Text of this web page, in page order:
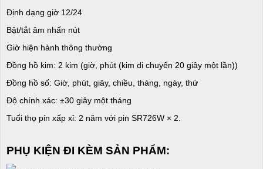
Định dạng giờ 12/24
Bật/tắt âm nhấn nút
Giờ hiện hành thông thường
Đồng hồ kim: 2 kim (giờ, phút (kim di chuyển 20 giây một lần))
Đồng hồ số: Giờ, phút, giây, chiều, tháng, ngày, thứ
Độ chính xác: ±30 giây một tháng
Tuổi thọ pin xấp xỉ: 2 năm với pin SR726W × 2.
PHỤ KIỆN ĐI KÈM SẢN PHẨM: